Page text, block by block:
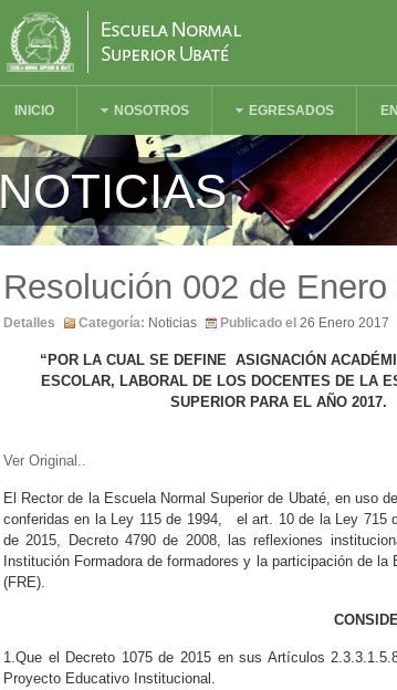
INICIO NOSOTROS EGRESADOS
NOTICIAS
Resolución 002 de
Detalles Categoría: Noticias Publicado el 26 Enero 2017
“POR LA CUAL SE DEFINE ASIGNACIÓN
ESCOLAR, LABORAL DE LOS DOCENTES DE LA
SUPERIOR PARA EL AÑO 2017.
Ver Original..
El Rector de la Escuela Normal Superior de Ubaté, en uso
conferidas en la Ley 115 de 1994, el art. 10 de la Ley 715
de 2015, Decreto 4790 de 2008, las reflexiones
Institución Formadora de formadores y la participación de
(FRE).
1.Que el Decreto 1075 de 2015 en sus Artículos
Proyecto Educativo Institucional.